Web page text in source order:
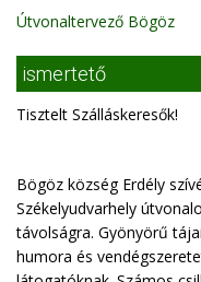
Útvonaltervező Bögöz
ismertető
Tisztelt Szálláskeresők!
Bögöz község Erdély
Székelyudvarhely
távolságra. Gyönyörű
humora és